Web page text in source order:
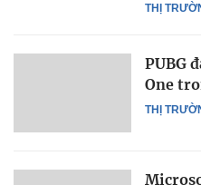
THỊ
THỊ
PUBG
One